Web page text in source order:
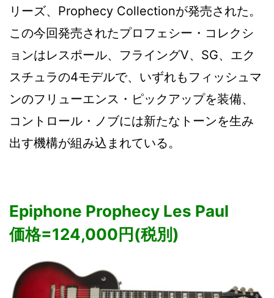
リーズ、Prophecy Collectionが発売された。
この今回発売されたプロフェシー・コレクシ
ョンはレスポール、フライングV、SG、エク
スチュラの4モデルで、いずれもフィッシュマ
ンのフリューエンス・ピックアップを装備、
コントロール・ノブには新たなトーンを生み
出す機構が組み込まれている。
Epiphone Prophecy Les Paul
価格=124,000円(税別)